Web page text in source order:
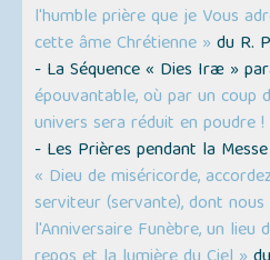
l'humble prière que je Vous
cette âme Chrétienne » du R.
- La Séquence « Dies Iræ »
épouvantable, où par un
univers sera réduit en poudre !
- Les Prières pendant la
« Dieu de miséricorde,
serviteur (servante), dont
l'Anniversaire Funèbre, un lieu